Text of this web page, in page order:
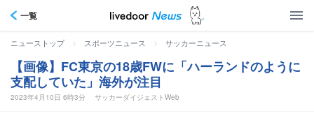
一覧
ニューストップ > スポーツニュース > サッカーニュース
【画像】FC東京の18歳FWに「ハーランドのように
支配していた」海外が注目
2023年4月10日 6時3分 サッカーダイジェストWeb